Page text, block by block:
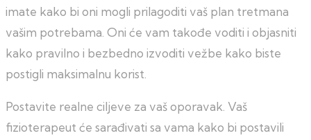
imate kako bi oni mogli prilagoditi vaš plan tretmana
vašim potrebama. Oni će vam takođe voditi i objasniti
kako pravilno i bezbedno izvoditi vežbe kako biste
postigli maksimalnu korist.
Postavite realne ciljeve za vaš oporavak. Vaš
fizioterapeut će sarađivati sa vama kako bi postavili